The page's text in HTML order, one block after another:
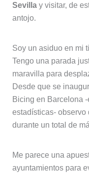
Sevillay visitar, de
antojo.
Soy un asiduo en mi
Tengo una parada
maravilla para
Desde que se
Bicing en Barcelona
estadísticas- observo
durante un total de
Me parece una
ayuntamientos para